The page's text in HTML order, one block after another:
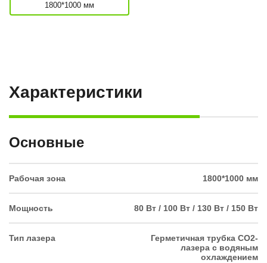
1800*1000 мм
Характеристики
Основные
Рабочая зона 1800*1000 мм
Мощность 80 Вт / 100 Вт / 130 Вт / 150 Вт
Тип лазера
Герметичная трубка CO2-
лазера с водяным
охлаждением